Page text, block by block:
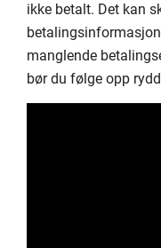
ikke betalt. Det kan
manglende
bør du følge opp